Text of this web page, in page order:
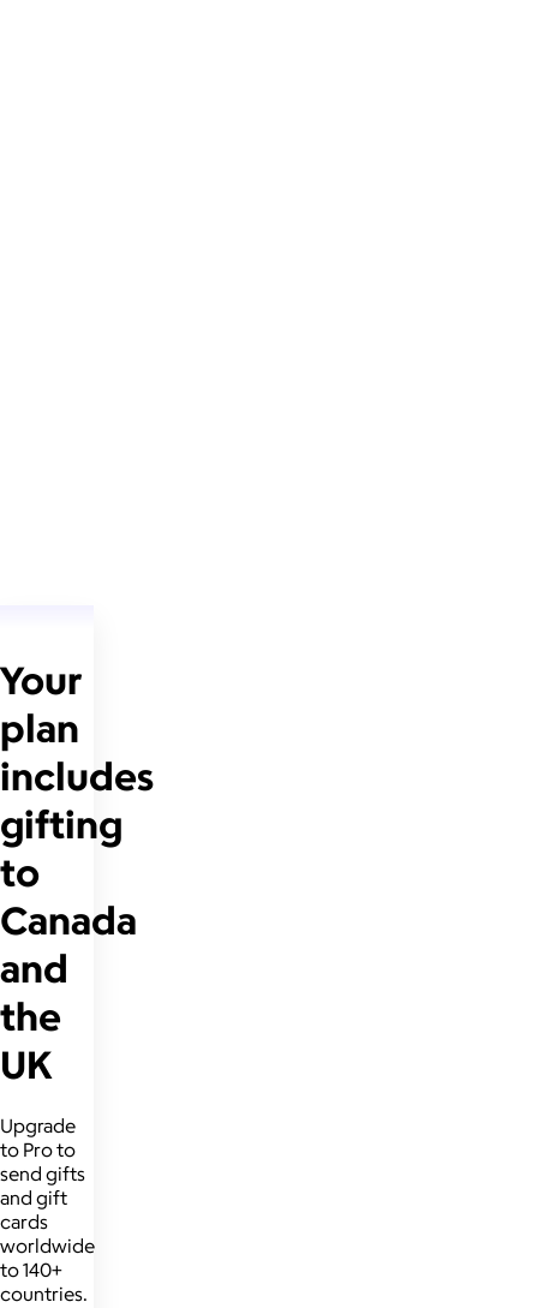
Your
plan
includes
gifting
to
Canada
and
the
UK
Upgrade
to Pro to
send gifts
and gift
cards
worldwide
to 140+
countries.